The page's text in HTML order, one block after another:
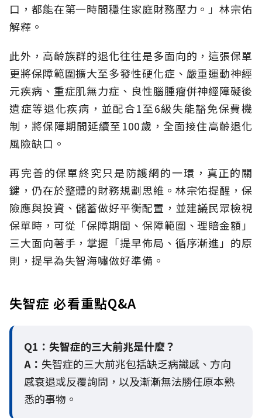
口，都能在第一時間穩住家庭財務壓力。」林宗佑
解釋。
此外，高齡族群的退化往往是多面向的，這張保單
更將保障範圍擴大至多發性硬化症、嚴重運動神經
元疾病、重症肌無力症、良性腦腫瘤併神經障礙後
遺症等退化疾病，並配合1至6級失能豁免保費機
制，將保障期間延續至100歲，全面接住高齡退化
風險缺口。
再完善的保單終究只是防護網的一環，真正的關
鍵，仍在於整體的財務規劃思維。 林宗佑提醒，保
險應與投資、儲蓄做好平衡配置，並建議民眾檢視
保單時，可從「保障期間、保障範圍、理賠金額」
三大面向著手，掌握「提早佈局、循序漸進」的原
則，提早為失智海嘯做好準備。
失智症 必看重點Q&A
Q1：失智症的三大前兆是什麼？
A： 失智症的三大前兆包括缺乏病識感、方向
感衰退或反覆詢問，以及漸漸無法勝任原本熟
悉的事物。